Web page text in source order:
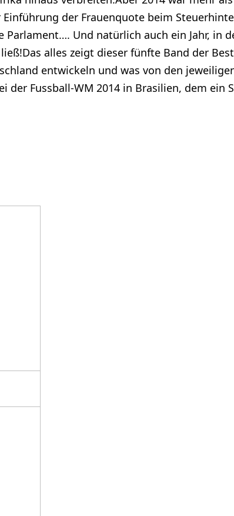
der Frauenquote beim
Parlament…. Und natürlich auch ein Jahr, in
alles zeigt dieser fünfte Band der
entwickeln und was von den
der Fussball-WM 2014 in Brasilien, dem ein